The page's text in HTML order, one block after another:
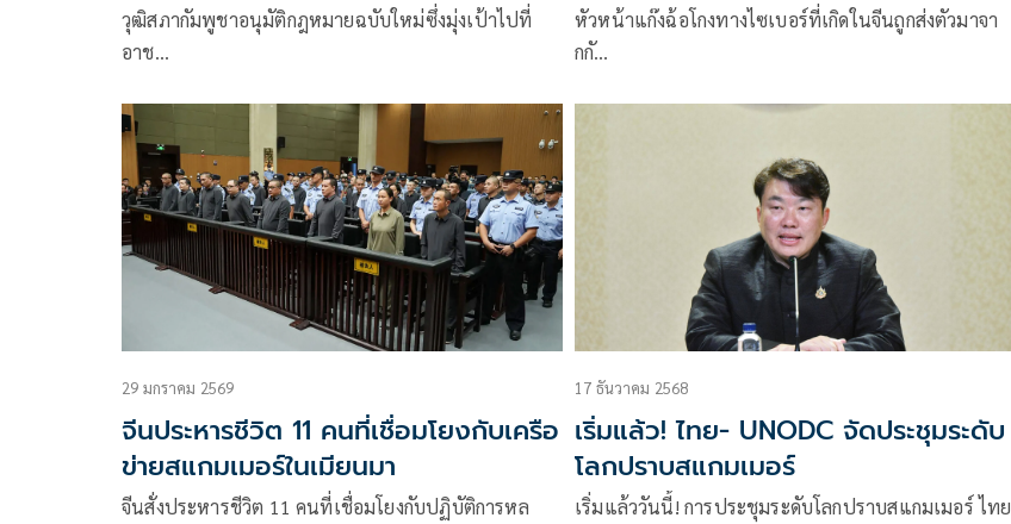
วุฒิสภากัมพูชาอนุมัติกฎหมายฉบับใหม่ซึ่งมุ่งเป้าไปที่
อาช…
หัวหน้าแก๊งฉ้อโกงทางไซเบอร์ที่เกิดในจีนถูกส่งตัวมาจา
กกั…
29 มกราคม 2569
จีนประหารชีวิต 11 คนที่เชื่อมโยงกับเครือ
ข่ายสแกมเมอร์ในเมียนมา
จีนสั่งประหารชีวิต 11 คนที่เชื่อมโยงกับปฏิบัติการหล
17 ธันวาคม 2568
เริ่มแล้ว! ไทย- UNODC จัดประชุมระดับ
โลกปราบสแกมเมอร์
เริ่มแล้ววันนี้! การประชุมระดับโลกปราบสแกมเมอร์ ไทย